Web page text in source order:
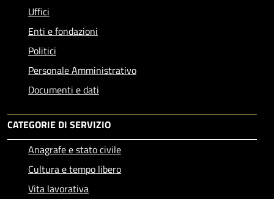
Uffici
Enti e fondazioni
Politici
Personale Amministrativo
Documenti e dati
CATEGORIE DI SERVIZIO
Anagrafe e stato civile
Cultura e tempo libero
Vita lavorativa